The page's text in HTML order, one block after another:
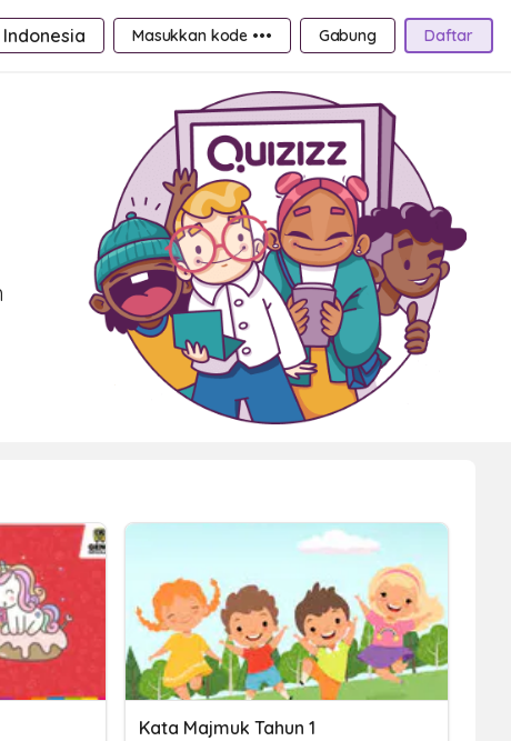
Masukkan kode ••• Gabung Daftar
Kata Majmuk Tahun 1